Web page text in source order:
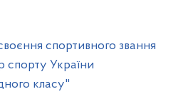
спортивного звання
спорту України
класу"